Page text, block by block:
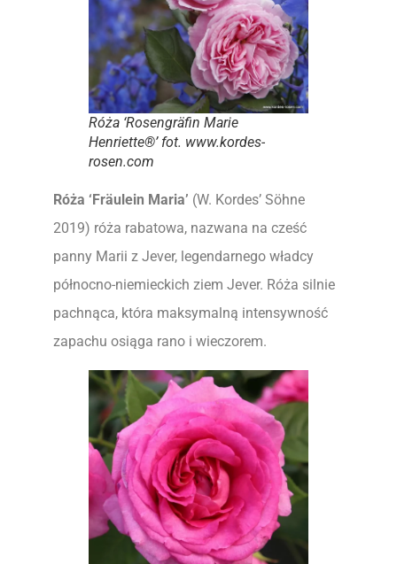
Róża ‘Rosengräfin Marie
Henriette®’ fot. www.kordes-
rosen.com
Róża ‘Fräulein Maria’ (W. Kordes’ Söhne
2019) róża rabatowa, nazwana na cześć
panny Marii z Jever, legendarnego władcy
północno-niemieckich ziem Jever. Róża silnie
pachnąca, która maksymalną intensywność
zapachu osiąga rano i wieczorem.